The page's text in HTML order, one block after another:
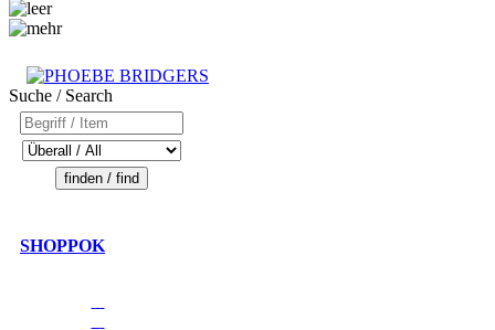
Suche / Search
SHOPPOK